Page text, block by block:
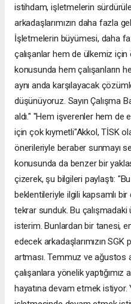
istihdam, işletmelerin
arkadaşlarımızın daha fazla
İşletmelerin büyümesi, daha
çalışanlar hem de ülkemiz
konusunda hem çalışanların
aynı anda karşılayacak
düşünüyoruz. Sayın Çalışma
aldı." "Hem işverenler hem de
için çok kıymetli"Akkol, TİSK
önerileriyle beraber sunmayı
konusunda da benzer bir
çizerek, şu bilgileri paylaştı:
beklentileriyle ilgili kapsamlı bir
tekrar sunduk. Bu
isterim. Bunlardan bir tanesi,
edecek arkadaşlarımızın
artması. Temmuz ve ağustos
çalışanlara yönelik yaptığımız
hayatına devam etmek istiyor.